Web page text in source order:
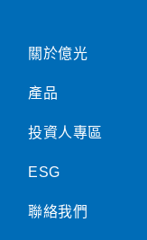
關於億光
產品
投資人專區
ESG
聯絡我們